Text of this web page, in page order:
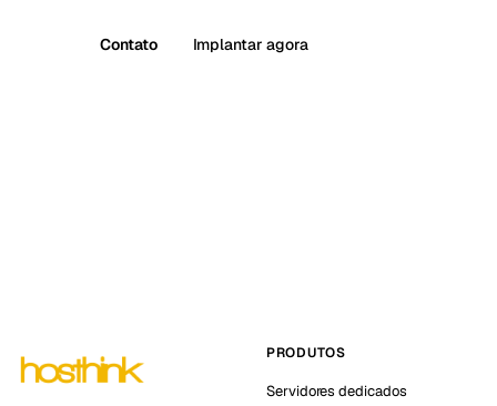
Contato Implantar agora
PRODUTOS
Servidores dedicados